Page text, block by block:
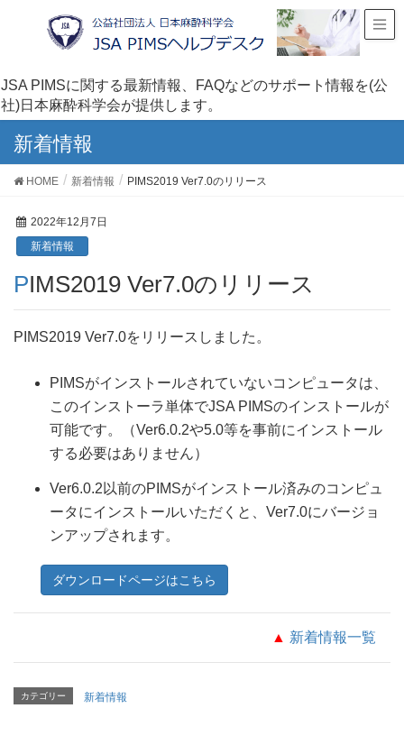
JSA PIMSに関する最新情報、FAQなどのサポート情報を(公
社)日本麻酔科学会が提供します。
新着情報
HOME 新着情報 PIMS2019 Ver7.0のリリース
2022年12月7日
新着情報
PIMS2019 Ver7.0のリリース
PIMS2019 Ver7.0をリリースしました。
PIMSがインストールされていないコンピュータは、
このインストーラ単体でJSA PIMSのインストールが
可能です。（Ver6.0.2や5.0等を事前にインストール
する必要はありません）
Ver6.0.2以前のPIMSがインストール済みのコンピュ
ータにインストールいただくと、Ver7.0にバージョ
ンアップされます。
ダウンロードページはこちら
▲ 新着情報一覧
カテゴリー 新着情報